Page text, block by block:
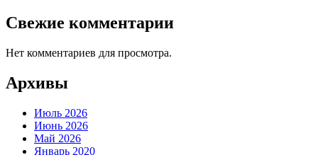
Свежие комментарии
Нет комментариев для просмотра.
Архивы
Июль 2026
Июнь 2026
Май 2026
Январь 2020